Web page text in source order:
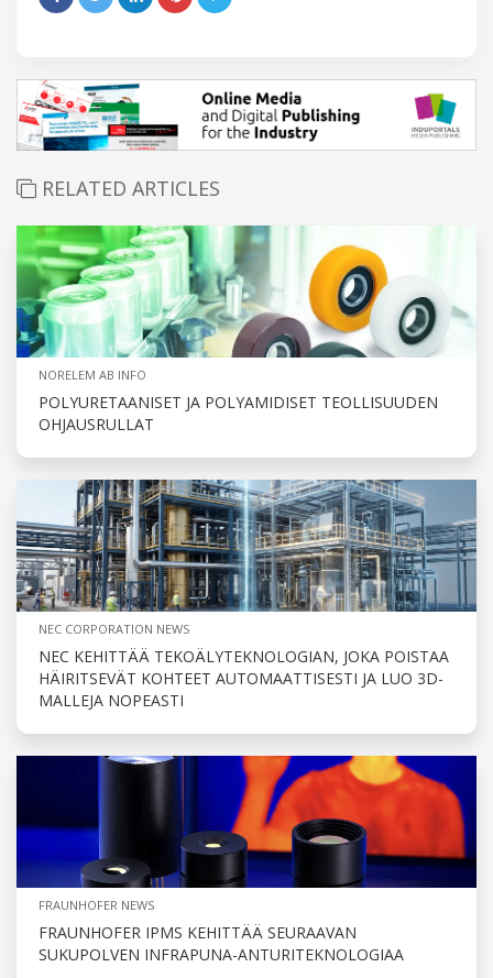
RELATED ARTICLES
NORELEM AB INFO
POLYURETAANISET JA POLYAMIDISET TEOLLISUUDEN
OHJAUSRULLAT
NEC CORPORATION NEWS
NEC KEHITTÄÄ TEKOÄLYTEKNOLOGIAN, JOKA POISTAA
HÄIRITSEVÄT KOHTEET AUTOMAATTISESTI JA LUO 3D-
MALLEJA NOPEASTI
FRAUNHOFER NEWS
FRAUNHOFER IPMS KEHITTÄÄ SEURAAVAN
SUKUPOLVEN INFRAPUNA-ANTURITEKNOLOGIAA